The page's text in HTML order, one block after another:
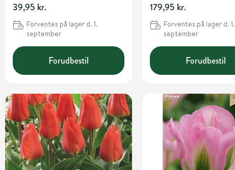
39,95 kr.
Forventes på lager d. 1.
september
Forudbestil
179,95 kr.
Forventes på lager d. 1.
september
Forudbestil